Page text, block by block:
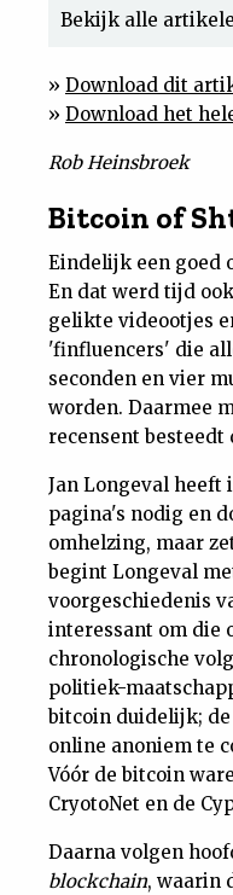
Cijfers
Magazine
Podcast
Dossiers
Nieuwsbrief
Contact
Bekijk alle
» Download dit
» Download het
Rob Heinsbroek
Bitcoin of
Eindelijk een goed
En dat werd tijd
gelikte videootjes
'finfluencers' die
seconden en vier
worden. Daarmee
recensent besteedt
Jan Longeval heeft
pagina's nodig en
omhelzing, maar
begint Longeval
voorgeschiedenis
interessant om die
chronologische
politiek-
bitcoin duidelijk;
online anoniem te
Vóór de bitcoin
CryotoNet en de
Daarna volgen
blockchain, waarin